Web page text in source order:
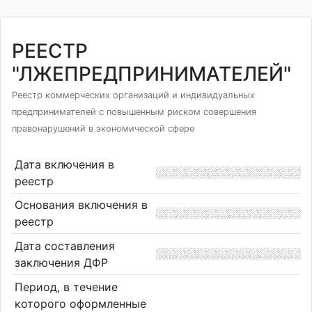
РЕЕСТР
"ЛЖЕПРЕДПРИНИМАТЕЛЕЙ"
Реестр коммерческих организаций и индивидуальных
предпринимателей с повышенным риском совершения
правонарушений в экономической сфере
Дата включения в
реестр
Основания включения в
реестр
Дата составления
заключения ДФР
Период, в течение
которого оформленные